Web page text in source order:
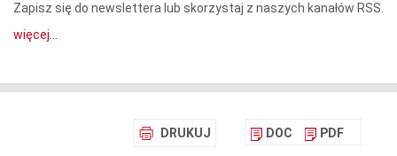
Zapisz się do newslettera lub skorzystaj z naszych kanałów RSS.
więcej...
DRUKUJ DOC PDF